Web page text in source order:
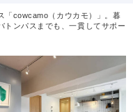
「cowcamo（カウカモ）」。暮
トンパスまでも、一貫してサポー